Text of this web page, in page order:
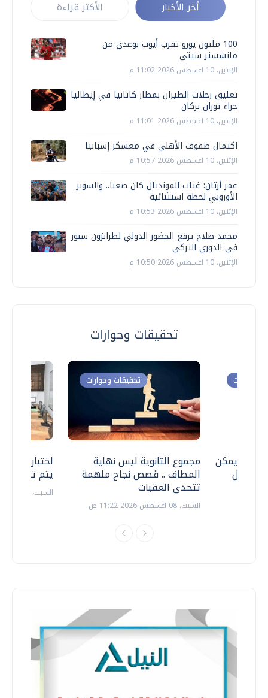
أخر الأخبار الأكثر قراءة
100 مليون يورو تقرب أيوب بوعدي من
مانشستر سيتي
الإثنين، 10 اغسطس 2026 11:02 م
تعليق رحلات الطيران بمطار كاتانيا في إيطاليا
جراء ثوران بركان
الإثنين، 10 اغسطس 2026 11:01 م
اكتمال صفوف الأهلي في معسكر إسبانيا
الإثنين، 10 اغسطس 2026 10:57 م
عمر أرتان: غياب المونديال كان صعبا.. والسوبر
الأوروبي لحظة استثنائية
الإثنين، 10 اغسطس 2026 10:53 م
محمد صلاح يرفع الحضور الدولي لطرابزون سبور
في الدوري التركي
الإثنين، 10 اغسطس 2026 10:50 م
تحقيقات وحوارات
اختبارات
يتم
السبت، 18 يوليو 2026 09:22 ص
تحقيقات وحوارات
مجموع الثانوية ليس نهاية
المطاف .. قصص نجاح ملهمة
تتحدى العقبات
السبت، 08 اغسطس 2026 11:22 ص
وحوارات
.. هل يمكن
نتعامل